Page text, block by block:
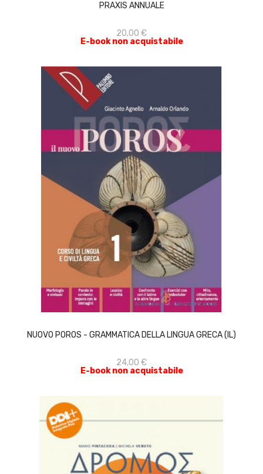
PRAXIS ANNUALE
20,00 €
E-book non acquistabile
NUOVO POROS - GRAMMATICA DELLA LINGUA GRECA (IL)
24,00 €
E-book non acquistabile
ACQUISTA